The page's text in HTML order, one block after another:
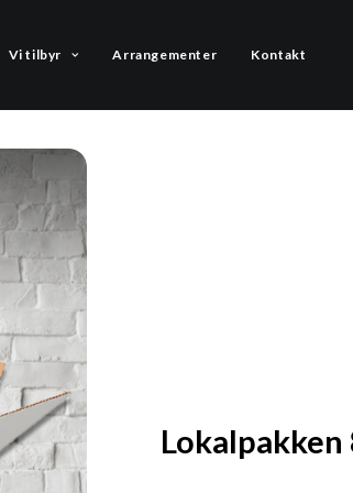
Vi tilbyr Arrangementer Kontakt
Lokalpakken